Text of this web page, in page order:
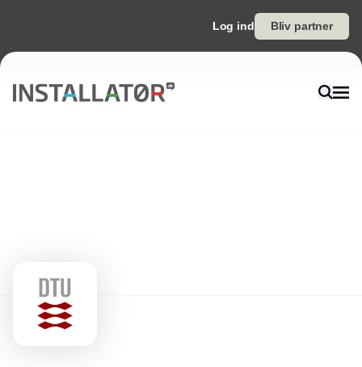
Log ind Bliv partner